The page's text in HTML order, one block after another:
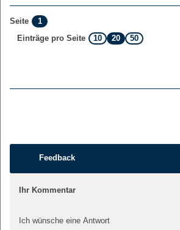
Seite
1
Einträge pro Seite
10 20 50
Feedback
Ihr Kommentar
Ich wünsche eine Antwort